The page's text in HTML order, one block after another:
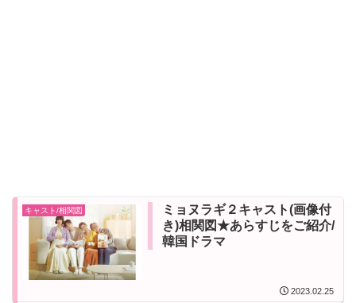
キャスト/相関図
ミョヌラギ２キャスト(画像付
き)相関図★あらすじをご紹介/
韓国ドラマ
2023.02.25